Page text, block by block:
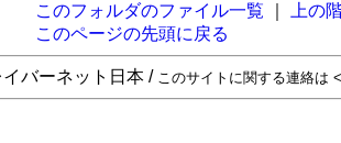
このフォルダのファイル一覧
上の
このページの先頭に戻る
イバーネット日本 / このサイトに関する連絡は